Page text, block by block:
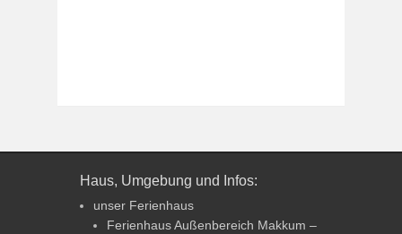
Haus, Umgebung und Infos:
unser Ferienhaus
Ferienhaus Außenbereich Makkum –